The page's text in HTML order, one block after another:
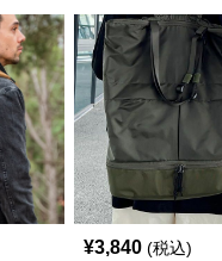
¥3,840 (税込)